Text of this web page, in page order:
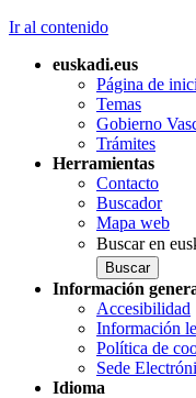
Ir al contenido
euskadi.eus
Página de
Temas
Gobierno
Trámites
Herramientas
Contacto
Buscador
Mapa web
Buscar en
Información
Accesibilidad
Información
Política de
Sede
Idioma